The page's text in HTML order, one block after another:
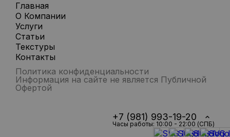
Главная
О Компании
Услуги
Статьи
Текстуры
Контакты
Политика конфиденциальности
Информация на сайте не является Публичной
Офертой
+7 (981) 993-19-20
Часы работы: 10:00 - 22:00 (СПБ)